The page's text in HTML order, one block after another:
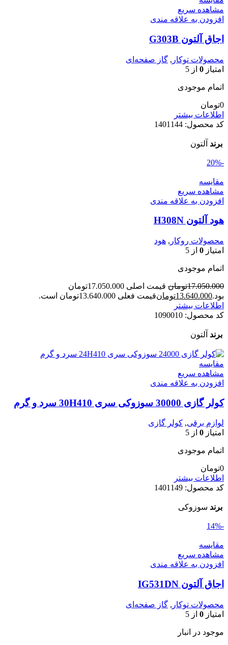
مشاهده سریع
افزودن به علاقه مندی
اجاق آلتون G303B
محصولات توکار , گاز صفحه‌ای
امتیاز 0 از 5
اتمام موجودی
0تومان
اطلاعات بیشتر
کد محصول: 1401144
برند آلتون
-20%
مقایسه
مشاهده سریع
افزودن به علاقه مندی
هود آلتون H308N
محصولات روکار , هود
امتیاز 0 از 5
اتمام موجودی
17.050.000تومان
قیمت اصلی 17.050.000تومان
بود.13.640.000تومانقیمت فعلی 13.640.000تومان است.
اطلاعات بیشتر
کد محصول: 1090010
برند آلتون
مقایسه
مشاهده سریع
افزودن به علاقه مندی
کولر گازی 30000 سوزوکی سری 30H410 سرد و گرم
لوازم برقی, کولر گازی
امتیاز 0 از 5
اتمام موجودی
0تومان
اطلاعات بیشتر
کد محصول: 1401149
برند سوزوکی
-14%
مقایسه
مشاهده سریع
افزودن به علاقه مندی
اجاق آلتون IG531DN
محصولات توکار , گاز صفحه‌ای
امتیاز 0 از 5
موجود در انبار